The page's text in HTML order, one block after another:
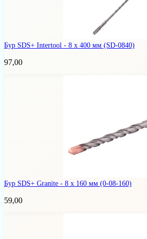
Бур SDS+ Intertool - 8 х 400 мм (SD-0840)
97,00
Бур SDS+ Granite - 8 х 160 мм (0-08-160)
59,00